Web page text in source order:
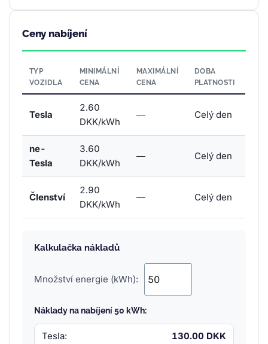
Ceny nabíjení
TYP
VOZIDLA
MINIMÁLNÍ
CENA
MAXIMÁLNÍ
CENA
DOBA
PLATNOSTI
Tesla
2.60
DKK/kWh
— Celý den
ne-
Tesla
3.60
DKK/kWh
— Celý den
Členství
2.90
DKK/kWh
— Celý den
Kalkulačka nákladů
Množství energie (kWh):
Náklady na nabíjení 50 kWh:
Tesla: 130.00 DKK